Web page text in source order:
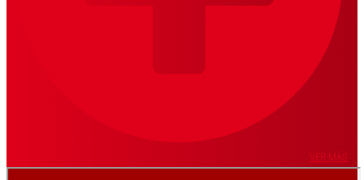
VER MÁS